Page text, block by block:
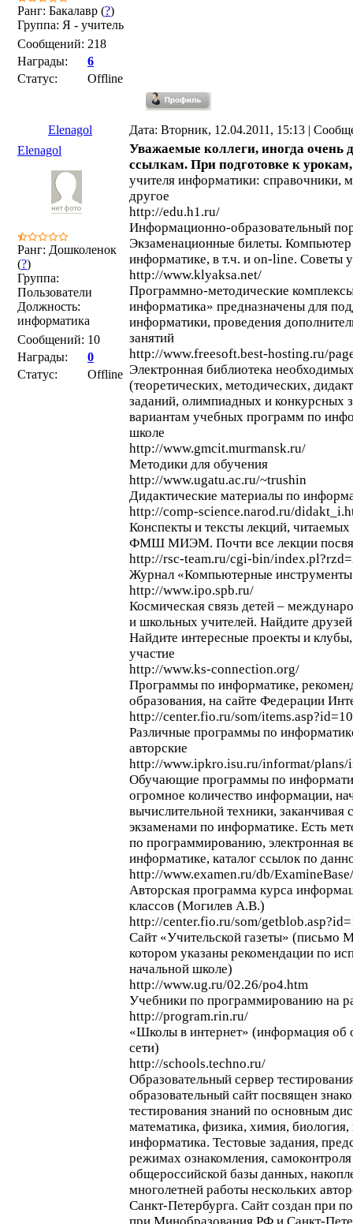
Ранг: Бакалавр (?)
Группа: Я - учитель
Сообщений: 218
Награды:
6
Статус:
Offline
Elenagol
Дата: Вторник, 12.04.2011, 15:13 |
Elenagol
Ранг: Дошколенок
(?)
Группа:
Пользователи
Должность:
информатика
Сообщений: 10
Награды:
0
Статус:
Offline
Уважаемые коллеги, иногда очень
ссылкам. При подготовке к
учителя информатики: справочники,
другое
http://edu.h1.ru/
Информационно-образовательный
Экзаменационные билеты.
информатике, в т.ч. и on-line. Советы
http://www.klyaksa.net/
Программно-методические
информатика» предназначены для
информатики, проведения
занятий
http://www.freesoft.best-hosting.ru/
Электронная библиотека
(теоретических, методических,
заданий, олимпиадных и конкурсных
вариантам учебных программ по
школе
http://www.gmcit.murmansk.ru/
Методики для обучения
http://www.ugatu.ac.ru/~trushin
Дидактические материалы по
http://comp-science.narod.ru/
Конспекты и тексты лекций,
ФМШ МИЭМ. Почти все лекции
http://rsc-team.ru/cgi-bin/
Журнал «Компьютерные инструменты
http://www.ipo.spb.ru/
Космическая связь детей –
и школьных учителей. Найдите
Найдите интересные проекты и
участие
http://www.ks-connection.org/
Программы по информатике,
образования, на сайте Федерации
http://center.fio.ru/som/
Различные программы по
авторские
http://www.ipkro.isu.ru/informat/plans/
Обучающие программы по
огромное количество информации,
вычислительной техники,
экзаменами по информатике. Есть
по программированию, электронная
информатике, каталог ссылок по
http://www.examen.ru/db/
Авторская программа курса
классов (Могилев А.В.)
http://center.fio.ru/som/
Сайт «Учительской газеты» (письмо
котором указаны рекомендации по
начальной школе)
http://www.ug.ru/02.26/po4.htm
Учебники по программированию на
http://program.rin.ru/
«Школы в интернет» (информация об
сети)
http://schools.techno.ru/
Образовательный сервер
образовательный сайт посвящен
тестирования знаний по основным
математика, физика, химия,
информатика. Тестовые задания,
режимах ознакомления,
общероссийской базы данных,
многолетней работы нескольких
Санкт-Петербурга. Сайт создан при